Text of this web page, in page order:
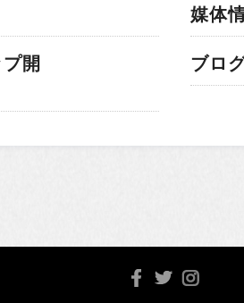
開
媒体
ブロ